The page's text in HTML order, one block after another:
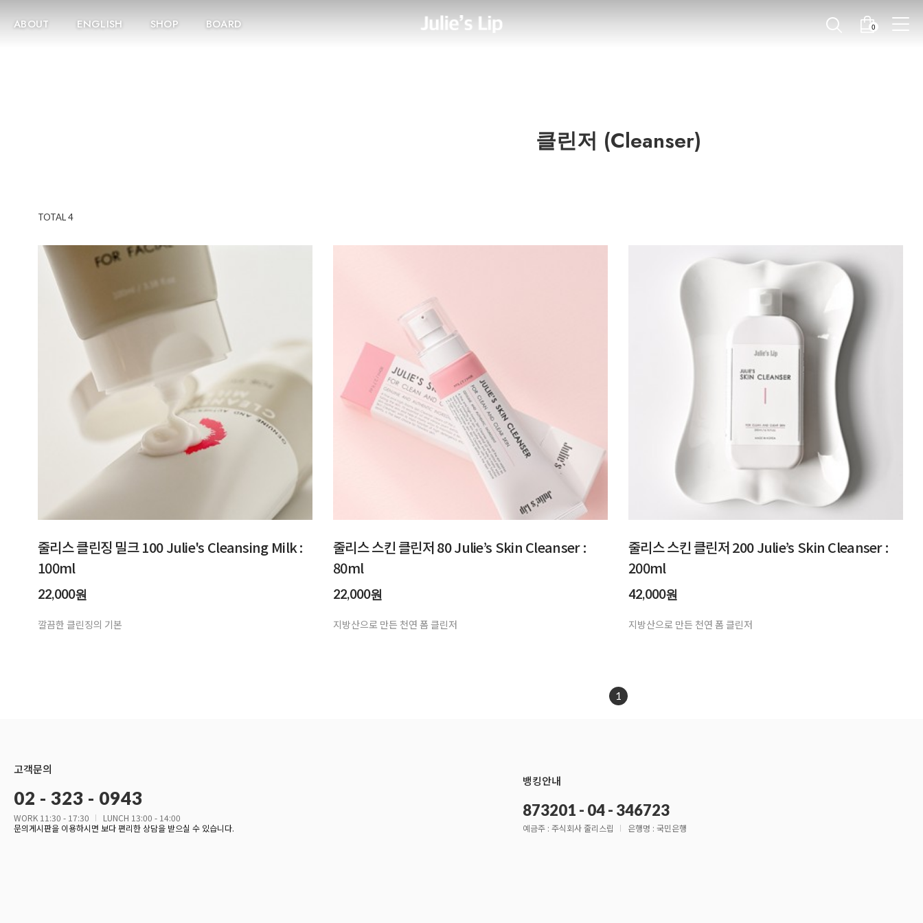
ABOUT ENGLISH SHOP BOARD 0
클린저 (Cleanser)
TOTAL 4
줄리스 클린징 밀크 100 Julie's Cleansing Milk :
100ml
22,000원
깔끔한 클린징의 기본
줄리스 스킨 클린저 80 Julie’s Skin Cleanser :
80ml
22,000원
지방산으로 만든 천연 폼 클린저
줄리스 스킨 클린저 200 Julie’s Skin Cleanser :
200ml
42,000원
지방산으로 만든 천연 폼 클린저
1
고객문의
02 - 323 - 0943
WORK 11:30 - 17:30
LUNCH 13:00 - 14:00
문의게시판을 이용하시면 보다 편리한 상담을 받으실 수 있습니다.
뱅킹안내
873201 - 04 - 346723
예금주 : 주식회사 줄리스립 은행명 : 국민은행